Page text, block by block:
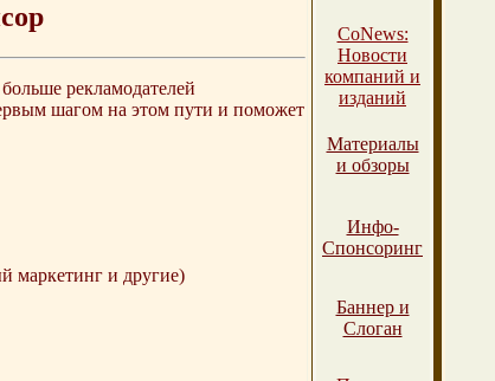
рекламодателей
шагом на этом пути и поможет
маркетинг и другие)
СоNews:
Новости
компаний и
изданий
Материалы
и обзоры
Инфо-
Спонсоринг
Баннер и
Слоган